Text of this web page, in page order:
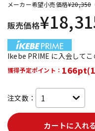
メーカー希望小売価格¥20,350
販売価格¥
Ikebe PRIME に入会して
獲得予定ポイント：
注文数：
カートに入れ